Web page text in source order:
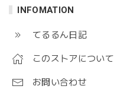
INFOMATION
てるるん日記
このストアについて
お問い合わせ